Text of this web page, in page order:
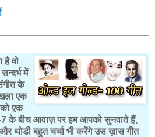
है वो
में
के
एक
को एक
7 के बीच आवाज़ पर हम आपको सुनवाते हैं,
थोडी बहुत चर्चा भी करेंगे उस ख़ास गीत